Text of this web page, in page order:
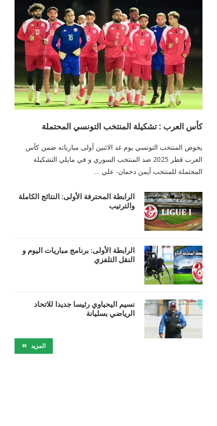
كأس العرب : تشكيلة المنتخب التونسي المحتملة
يخوض المنتخب التونسي يوم غد الاثنين أولى مبارياته ضمن كأس
العرب قطر 2025 ضد المنتخب السوري و في مايلي التشكيلة
المحتملة للمنتخب أيمن دحمان- علي …
الرابطة المحترفة الأولى: النتائج الكاملة
والترتيب
الرابطة الأولى: برنامج مباريات اليوم و
النقل التلفزي
نسيم اليحياوي رئيسا جديدا للاتحاد
الرياضي بسليانة‎
المزيد